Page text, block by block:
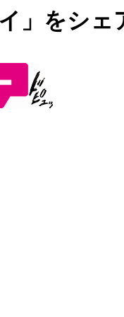
」をシェ